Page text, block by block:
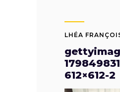
LHÉA
612×612-2